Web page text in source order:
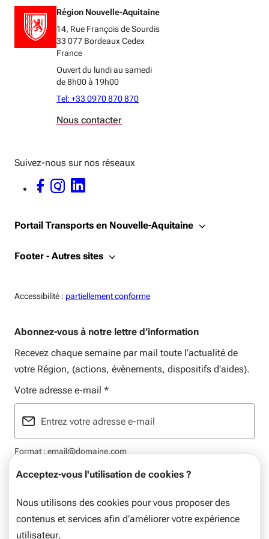
Acceptez-vous l'utilisation de cookies ?
Nous utilisons des cookies pour vous proposer des
contenus et services afin d’améliorer votre expérience
utilisateur.
Région Nouvelle-Aquitaine
14, Rue François de Sourdis
33 077 Bordeaux Cedex
France
Ouvert du lundi au samedi
de 8h00 à 19h00
Tel: +33 0970 870 870
Nous contacter
Suivez-nous sur nos réseaux
FACEBOOK - OUVERTURE DANS UNE NOUVELLE FENÊTRE
INSTAGRAM - OUVERTURE DANS UNE NOUVELLE FENÊTRE
LINKEDIN - OUVERTURE DANS UNE NOUVELLE FENÊTRE
Portail Transports en Nouvelle-Aquitaine
Footer - Autres sites
Accessibilité : Accessiblité:
partiellement conforme
Abonnez-vous à notre lettre d’information
Recevez chaque semaine par mail toute l’actualité de
votre Région, (actions, évènements, dispositifs d’aides).
Votre adresse e-mail *
Format : email@domaine.com
Mentions légales